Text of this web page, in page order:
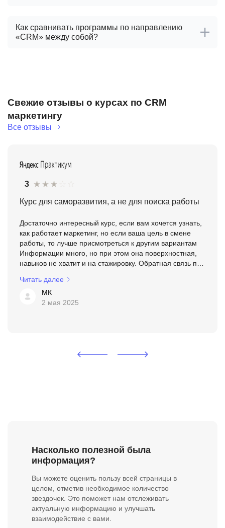
Как сравнивать программы по направлению
«CRM» между собой?
Свежие отзывы о курсах по CRM
маркетингу
Все отзывы
3
Курс для саморазвития, а не для поиска работы
Достаточно интересный курс, если вам хочется узнать,
как работает маркетинг, но если ваша цель в смене
работы, то лучше присмотреться к другим вариантам
Информации много, но при этом она поверхностная,
навыков не хватит и на стажировку. Обратная связь по
Читать далее
МК
2 мая 2025
Насколько полезной была
информация?
Вы можете оценить пользу всей страницы в
целом, отметив необходимое количество
звездочек. Это поможет нам отслеживать
актуальную информацию и улучшать
взаимодействие с вами.